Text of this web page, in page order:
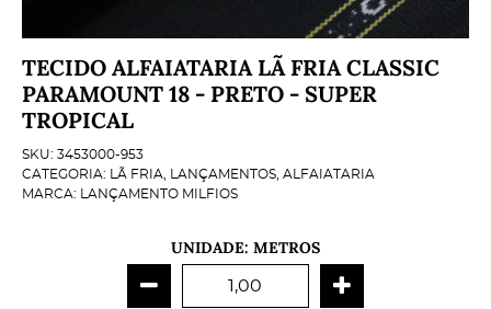
TECIDO ALFAIATARIA LÃ FRIA CLASSIC
PARAMOUNT 18 - PRETO - SUPER
TROPICAL
SKU: 3453000-953
CATEGORIA:
LÃ FRIA LANÇAMENTOS ALFAIATARIA
MARCA:
LANÇAMENTO MILFIOS
UNIDADE: METROS